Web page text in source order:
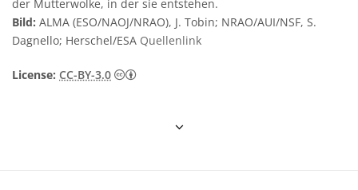
der Mutterwolke, in der sie entstehen.
Bild: ALMA (ESO/NAOJ/NRAO), J. Tobin; NRAO/AUI/NSF, S.
Dagnello; Herschel/ESA Quellenlink
License: CC-BY-3.0 Creative Commons Namensnennung 3.0